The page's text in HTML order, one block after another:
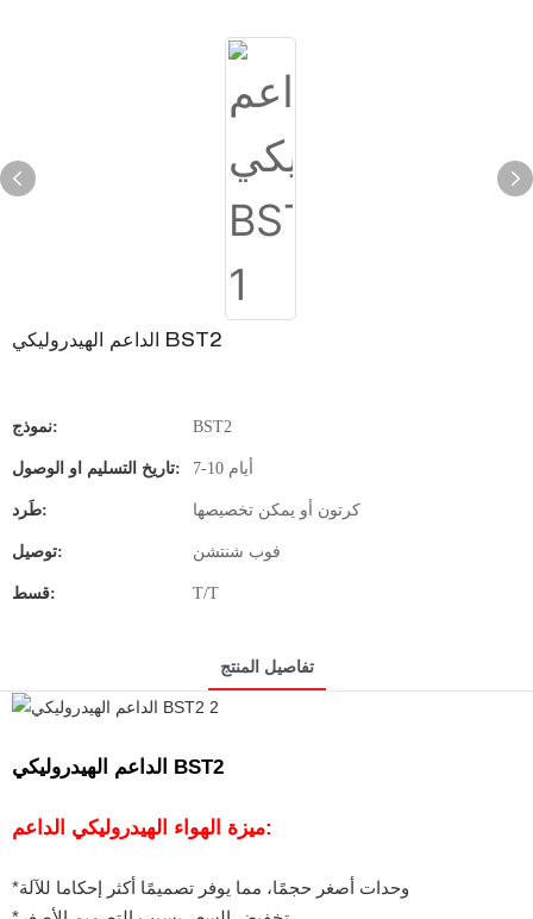
الداعم الهيدروليكي BST2
نموذج: BST2
تاريخ التسليم او الوصول: 7-10 أيام
طَرد: كرتون أو يمكن تخصيصها
توصيل: فوب شنتشن
قسط: T/T
تفاصيل المنتج
الداعم الهيدروليكي BST2
ميزة الهواء الهيدروليكي الداعم:
*وحدات أصغر حجمًا، مما يوفر تصميمًا أكثر إحكاما للآلة